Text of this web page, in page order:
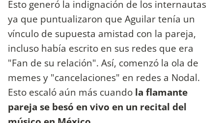
Esto generó la indignación de los internautas
ya que puntualizaron que Aguilar tenía un
vínculo de supuesta amistad con la pareja,
incluso había escrito en sus redes que era
"Fan de su relación". Así, comenzó la ola de
memes y "cancelaciones" en redes a Nodal.
Esto escaló aún más cuando la flamante
pareja se besó en vivo en un recital del